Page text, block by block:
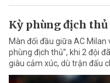
Kỳ phùng địch thủ
Màn đối đầu giữa AC
phùng địch thủ”, khi 2 đội
giàu cảm xúc, dù trận đấu